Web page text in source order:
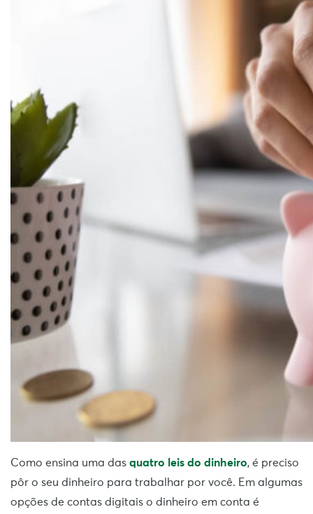
Como ensina uma das quatro leis do dinheiro, é preciso
pôr o seu dinheiro para trabalhar por você. Em algumas
opções de contas digitais o dinheiro em conta é